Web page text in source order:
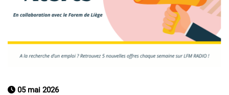
05 mai 2026